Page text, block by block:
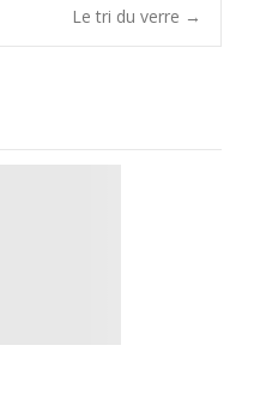
Le tri du verre →